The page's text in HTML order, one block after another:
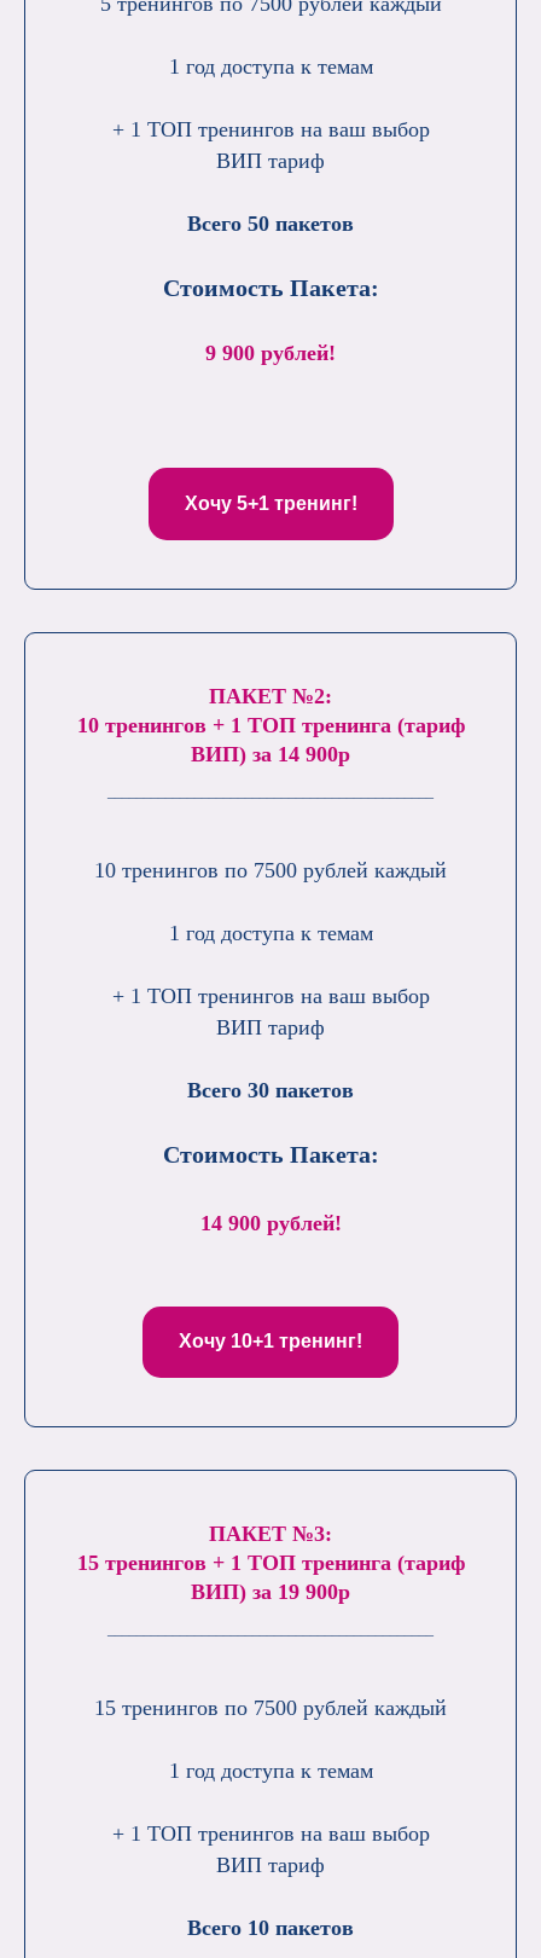
1 год доступа к темам
+ 1 ТОП тренингов на ваш выбор
ВИП тариф
Всего 50 пакетов
Стоимость Пакета:
9 900 рублей!
Хочу 5+1 тренинг!
ПАКЕТ №2:
10 тренингов + 1 ТОП тренинга (тариф
ВИП) за 14 900р
10 тренингов по 7500 рублей каждый
1 год доступа к темам
+ 1 ТОП тренингов на ваш выбор
ВИП тариф
Всего 30 пакетов
Стоимость Пакета:
14 900 рублей!
Хочу 10+1 тренинг!
ПАКЕТ №3:
15 тренингов + 1 ТОП тренинга (тариф
ВИП) за 19 900р
15 тренингов по 7500 рублей каждый
1 год доступа к темам
+ 1 ТОП тренингов на ваш выбор
ВИП тариф
Всего 10 пакетов